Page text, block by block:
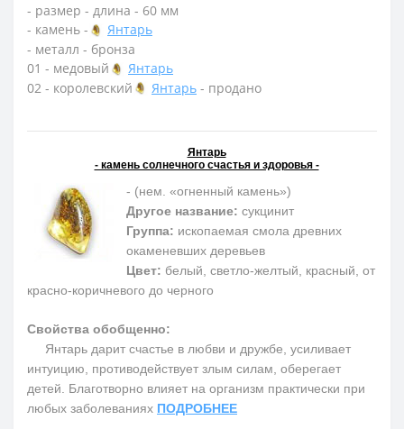
- размер - длина - 60 мм
- камень -
Янтарь
- металл - бронза
01 - медовый
Янтарь
02 - королевский
Янтарь - продано
Янтарь
- камень солнечного счастья и здоровья -
- (нем. «огненный камень»)
Другое название: сукцинит
Группа: ископаемая смола древних
окаменевших деревьев
Цвет: белый, светло-желтый, красный, от
красно-коричневого до черного
Свойства обобщенно:
Янтарь дарит счастье в любви и дружбе, усиливает
интуицию, противодействует злым силам, оберегает
детей. Благотворно влияет на организм практически при
любых заболеваниях ПОДРОБНЕЕ